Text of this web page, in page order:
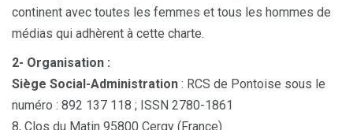
continent avec toutes les femmes et tous les hommes de
médias qui adhèrent à cette charte.
2- Organisation :
Siège Social-Administration : RCS de Pontoise sous le
numéro : 892 137 118 ; ISSN 2780-1861
8, Clos du Matin 95800 Cergy (France)